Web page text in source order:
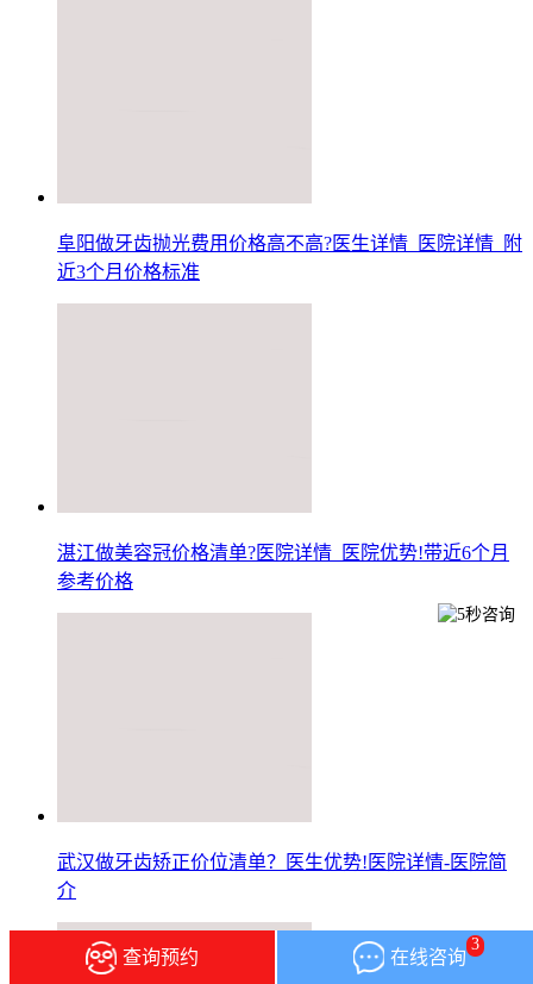
阜阳做牙齿抛光费用价格高不高?医生详情_医院详情_附
近3个月价格标准
湛江做美容冠价格清单?医院详情_医院优势!带近6个月
参考价格
武汉做牙齿矫正价位清单？医生优势!医院详情-医院简
介
查询预约 在线咨询
3